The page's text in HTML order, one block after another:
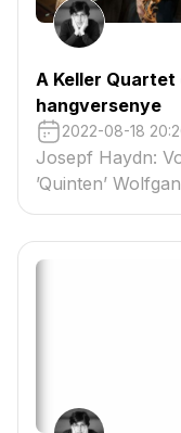
A Keller
hangversenye
2022-08-18
Josepf Haydn:
’Quinten’
Zongoranégyes
„Amerikai”